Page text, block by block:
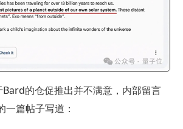
的仓促推出并不满意，内部留言
篇帖子写道：